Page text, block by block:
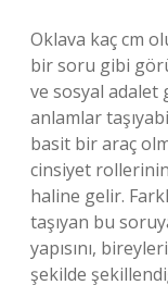
Oklava kaç cm
bir soru gibi
ve sosyal adalet
anlamlar
basit bir araç
cinsiyet
haline gelir.
taşıyan bu
yapısını,
şekilde